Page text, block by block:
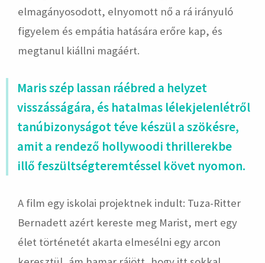
elmagányosodott, elnyomott nő a rá irányuló
figyelem és empátia hatására erőre kap, és
megtanul kiállni magáért.
Maris szép lassan ráébred a helyzet
visszásságára, és hatalmas lélekjelenlétről
tanúbizonyságot téve készül a szökésre,
amit a rendező hollywoodi thrillerekbe
illő feszültségteremtéssel követ nyomon.
A film egy iskolai projektnek indult: Tuza-Ritter
Bernadett azért kereste meg Marist, mert egy
élet történetét akarta elmesélni egy arcon